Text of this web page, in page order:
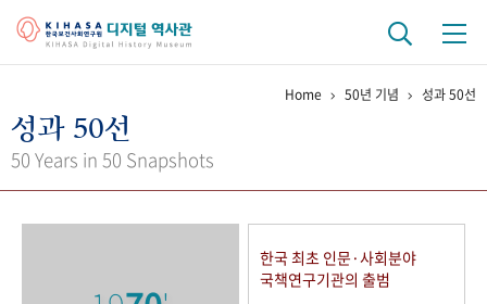
걸어온 길 기관 변천사
키워드로 보는 연구 역사
연구자들
Home 50년 기념 성과 50선
성과 50선
50 Years in 50 Snapshots
한국 최초 인문·사회분야
국책연구기관의 출범